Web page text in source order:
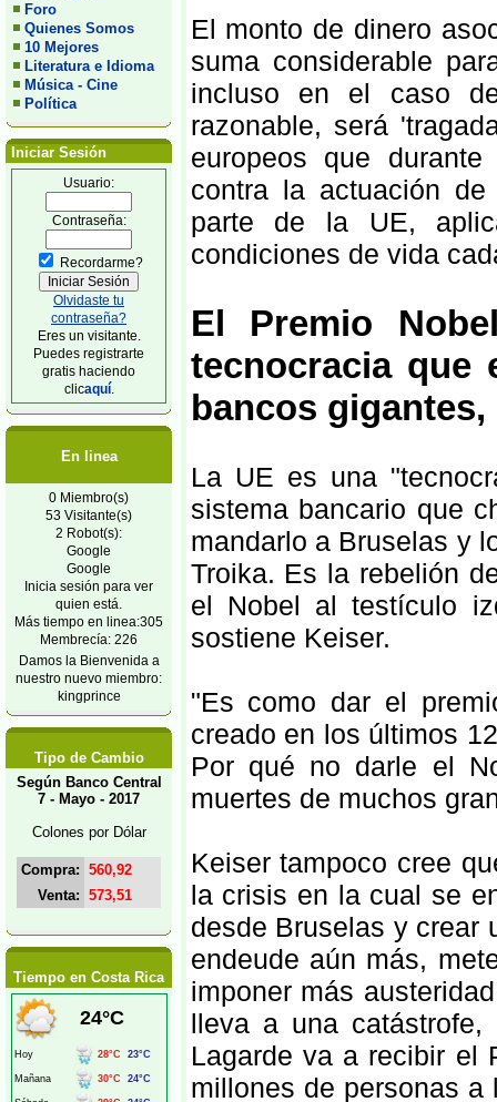
Foro
Quienes Somos
10 Mejores
Literatura e Idioma
Música - Cine
Política
Iniciar Sesión
Usuario:
Contraseña:
Recordarme?
Olvidaste tu
contraseña?
Eres un visitante.
Puedes registrarte
gratis haciendo
clicaquí.
En linea
0 Miembro(s)
53 Visitante(s)
2 Robot(s):
Google
Google
Inicia sesión para ver
quien está.
Más tiempo en linea:305
Membrecía: 226
Damos la Bienvenida a
nuestro nuevo miembro:
kingprince
Tipo de Cambio
Según Banco Central
7 - Mayo - 2017
Colones por Dólar
Compra: 560,92
Venta: 573,51
Tiempo en Costa Rica
El monto de dinero
suma considerable
incluso en el caso
razonable, será
europeos que
contra la actuación
parte de la UE,
condiciones de vida
El Premio
tecnocracia que
bancos
La UE es una
sistema bancario que
mandarlo a Bruselas y
Troika. Es la rebelión
el Nobel al testículo
sostiene Keiser.
"Es como dar el
creado en los últimos
Por qué no darle el
muertes de muchos
Keiser tampoco cree
la crisis en la cual se
desde Bruselas y crear
endeude aún más,
imponer más
lleva a una
Lagarde va a recibir el
millones de personas